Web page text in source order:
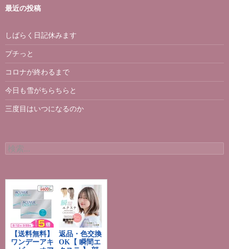
ー
最近の投稿
しばらく日記休みます
プチっと
コロナが終わるまで
今日も雪がちらちらと
三度目はいつになるのか
検
索